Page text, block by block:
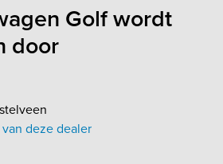
Golf wordt
door
deze dealer